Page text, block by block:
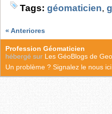
Tags: géomaticien,
« Anteriores
Profession Géomaticien
hébergé sur Les GéoBlogs de
Un problème ? Signalez le nous